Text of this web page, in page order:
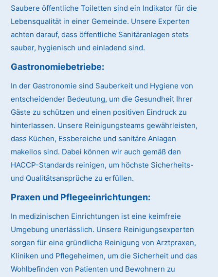
Saubere öffentliche Toiletten sind ein Indikator für die
Lebensqualität in einer Gemeinde. Unsere Experten
achten darauf, dass öffentliche Sanitäranlagen stets
sauber, hygienisch und einladend sind.
Gastronomiebetriebe:
In der Gastronomie sind Sauberkeit und Hygiene von
entscheidender Bedeutung, um die Gesundheit Ihrer
Gäste zu schützen und einen positiven Eindruck zu
hinterlassen. Unsere Reinigungsteams gewährleisten,
dass Küchen, Essbereiche und sanitäre Anlagen
makellos sind. Dabei können wir auch gemäß den
HACCP-Standards reinigen, um höchste Sicherheits-
und Qualitätsansprüche zu erfüllen.
Praxen und Pflegeeinrichtungen:
In medizinischen Einrichtungen ist eine keimfreie
Umgebung unerlässlich. Unsere Reinigungsexperten
sorgen für eine gründliche Reinigung von Arztpraxen,
Kliniken und Pflegeheimen, um die Sicherheit und das
Wohlbefinden von Patienten und Bewohnern zu